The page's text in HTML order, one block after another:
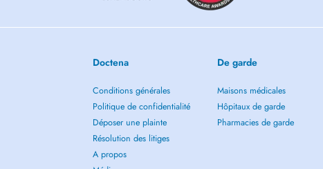
Doctena
Conditions générales
Politique de confidentialité
Déposer une plainte
Résolution des litiges
A propos
De garde
Maisons médicales
Hôpitaux de garde
Pharmacies de garde